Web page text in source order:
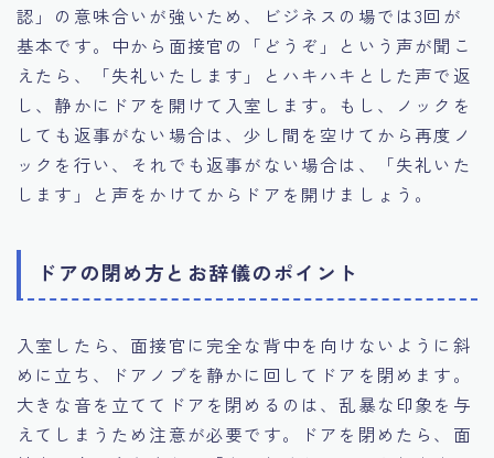
認」の意味合いが強いため、ビジネスの場では3回が
基本です。中から面接官の「どうぞ」という声が聞こ
えたら、「失礼いたします」とハキハキとした声で返
し、静かにドアを開けて入室します。もし、ノックを
しても返事がない場合は、少し間を空けてから再度ノ
ックを行い、それでも返事がない場合は、「失礼いた
します」と声をかけてからドアを開けましょう。
ドアの閉め方とお辞儀のポイント
入室したら、面接官に完全な背中を向けないように斜
めに立ち、ドアノブを静かに回してドアを閉めます。
大きな音を立ててドアを閉めるのは、乱暴な印象を与
えてしまうため注意が必要です。ドアを閉めたら、面